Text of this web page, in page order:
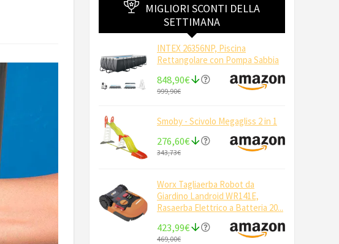
MIGLIORI SCONTI DELLA
SETTIMANA
INTEX 26356NP, Piscina
Rettangolare con Pompa Sabbia
848,90€
999,90€
Smoby - Scivolo Megagliss 2 in 1
276,60€
343,73€
Worx Tagliaerba Robot da
Giardino Landroid WR141E,
Rasaerba Elettrico a Batteria 20...
423,99€
469,00€